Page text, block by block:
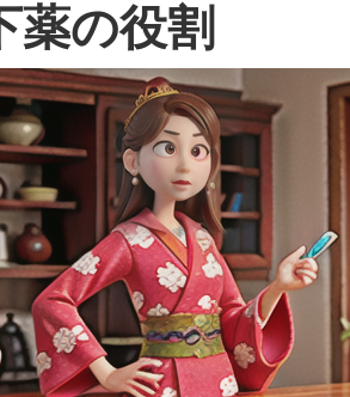
薬の役割